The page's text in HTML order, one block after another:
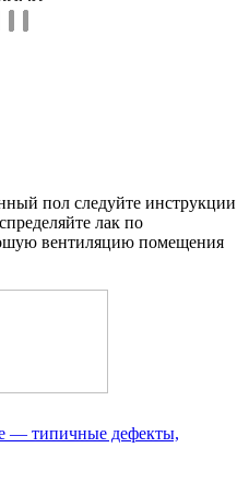
пол следуйте инструкции
лак по
вентиляцию помещения
— типичные дефекты,